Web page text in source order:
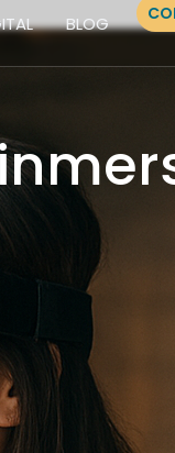
Our Story
BLOG